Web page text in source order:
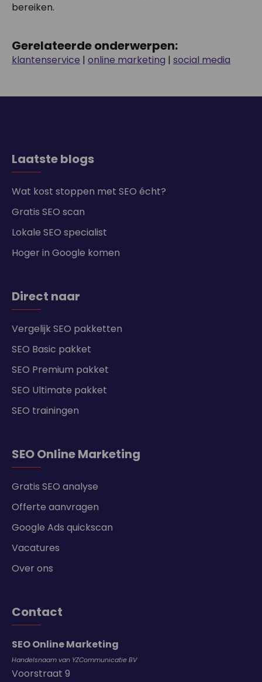
bereiken.
Gerelateerde onderwerpen:
klantenservice | online marketing | social media
Laatste blogs
Wat kost stoppen met SEO écht?
Gratis SEO scan
Lokale SEO specialist
Hoger in Google komen
Direct naar
Vergelijk SEO pakketten
SEO Basic pakket
SEO Premium pakket
SEO Ultimate pakket
SEO trainingen
SEO Online Marketing
Gratis SEO analyse
Offerte aanvragen
Google Ads quickscan
Vacatures
Over ons
Contact
SEO Online Marketing
Handelsnaam van YZCommunicatie BV
Voorstraat 9